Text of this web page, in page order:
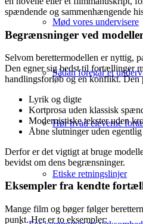
Mød vores undervisere
Sådan foregår et
Hør hvad eleverne
Etiske retningslinjer
spændende og sammenhængende
Begrænsninger ved
Selvom berettermodellen er nyttig,
Den egner sig bedst til fortællinger
handlingsforløb og en konflikt. Den
Lyrik og digte
Kortprosa uden klassisk
Modernistiske tekster uden
Åbne slutninger uden
Derfor er det vigtigt at bruge
bevidst om dens begrænsninger.
Eksempler fra kendte
Mange film og bøger følger
punkt. Her er to eksempler: